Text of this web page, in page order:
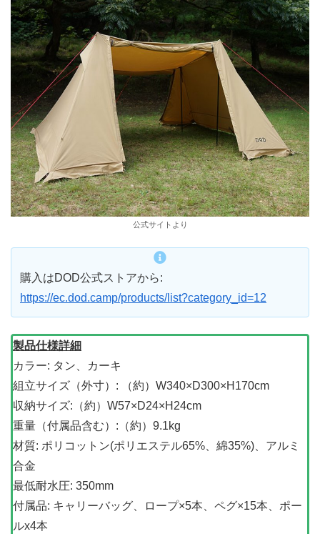
公式サイトより
購入はDOD公式ストアから:
https://ec.dod.camp/products/list?category_id=12
製品仕様詳細
カラー: タン、カーキ
組立サイズ（外寸）: （約）W340×D300×H170cm
収納サイズ:（約）W57×D24×H24cm
重量（付属品含む）:（約）9.1kg
材質: ポリコットン(ポリエステル65%、綿35%)、アルミ
合金
最低耐水圧: 350mm
付属品: キャリーバッグ、ロープ×5本、ペグ×15本、ポー
ルx4本